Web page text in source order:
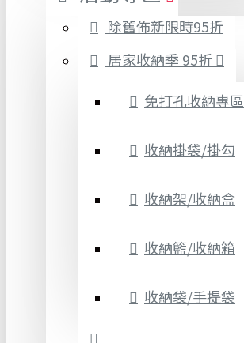
除舊佈新限時95折
居家收納季 95折
免打孔收納專區
收納掛袋/掛勾
收納架/收納盒
收納籃/收納箱
收納袋/手提袋